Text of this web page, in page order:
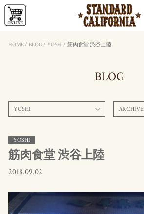
HOME/ BLOG / YOSHI/ 筋肉食堂 渋谷上陸
BLOG
YOSHI ARCHIVE
YOSHI
筋肉食堂 渋谷上陸
2018.09.02